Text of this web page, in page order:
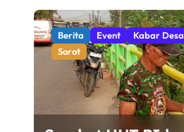
g
a
i
Berita Event
Kabar Desa
Sorot